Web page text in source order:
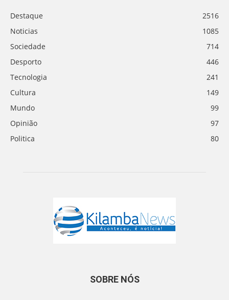
Destaque
2516
Noticias
1085
Sociedade
714
Desporto
446
Tecnologia
241
Cultura
149
Mundo
99
Opinião
97
Politica
80
SOBRE NÓS